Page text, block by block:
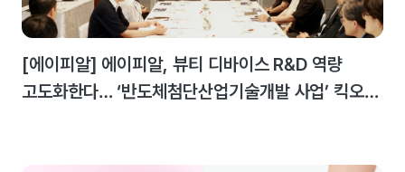
[에이피알] 에이피알, 뷰티 디바이스 R&D 역량
고도화한다… ‘반도체첨단산업기술개발 사업’ 킥오프